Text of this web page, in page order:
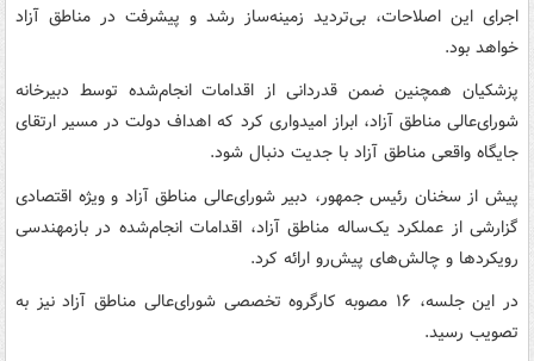
اجرای این اصلاحات، بی‌تردید زمینه‌ساز رشد و پیشرفت در مناطق آزاد
خواهد بود.
پزشکیان همچنین ضمن قدردانی از اقدامات انجام‌شده توسط دبیرخانه
شورای‌عالی مناطق آزاد، ابراز امیدواری کرد که اهداف دولت در مسیر ارتقای
جایگاه واقعی مناطق آزاد با جدیت دنبال شود.
پیش از سخنان رئیس جمهور، دبیر شورای‌عالی مناطق آزاد و ویژه اقتصادی
گزارشی از عملکرد یک‌ساله مناطق آزاد، اقدامات انجام‌شده در بازمهندسی
رویکردها و چالش‌های پیش‌رو ارائه کرد.
در این جلسه، ۱۶ مصوبه کارگروه تخصصی شورای‌عالی مناطق آزاد نیز به
تصویب رسید.